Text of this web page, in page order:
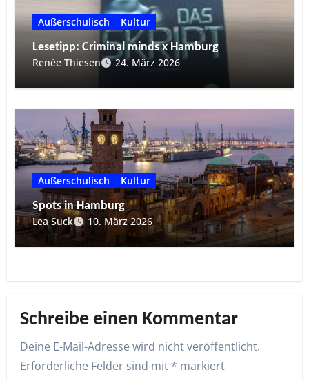
Außerschulisch
Kultur
Lesetipp: Criminal minds x Hamburg
Renée Thiesen
24. März 2026
Außerschulisch
Kultur
Spots in Hamburg
Lea Suck
10. März 2026
Schreibe einen Kommentar
Deine E-Mail-Adresse wird nicht veröffentlicht.
Erforderliche Felder sind mit * markiert